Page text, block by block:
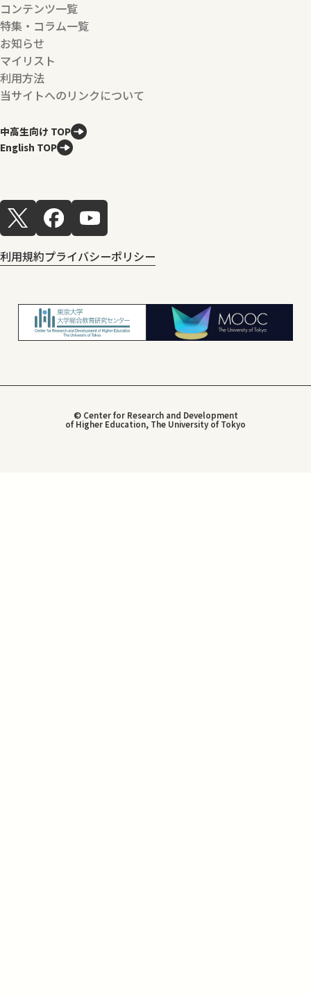
コンテンツ一覧
特集・コラム一覧
お知らせ
マイリスト
利用方法
当サイトへのリンクについて
中高生向け TOP
English TOP
利用規約プライバシーポリシー
© Center for Research and Development
of Higher Education, The University of Tokyo